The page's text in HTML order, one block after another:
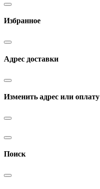
Избранное
Адрес доставки
Изменить адрес или оплату
Поиск